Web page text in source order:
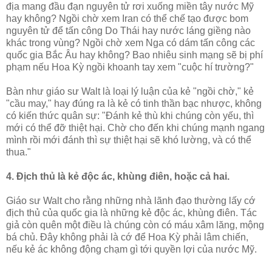
địa mang đầu đạn nguyên tử rơi xuống miền tây nước Mỹ
hay không? Ngồi chờ xem Iran có thể chế tạo được bom
nguyên tử để tấn công Do Thái hay nước láng giềng nào
khác trong vùng? Ngồi chờ xem Nga có dám tấn công các
quốc gia Bắc Âu hay không? Bao nhiêu sinh mạng sẽ bị phí
phạm nếu Hoa Kỳ ngồi khoanh tay xem "cuộc hí trường?"
Bàn như giáo sư Walt là loại lý luận của kẻ "ngồi chờ," kẻ
"cầu may," hay đúng ra là kẻ có tinh thần bạc nhược, không
có kiến thức quân sự: "Đánh kẻ thù khi chúng còn yếu, thì
mới có thể đỡ thiệt hại. Chờ cho đến khi chúng mạnh ngang
mình rồi mới đánh thì sự thiệt hại sẽ khó lường, và có thể
thua."
4. Địch thủ là kẻ độc ác, khùng điên, hoặc cả hai.
Giáo sư Walt cho rằng những nhà lãnh đạo thường lấy cớ
địch thủ của quốc gia là những kẻ độc ác, khùng điên. Tác
giả còn quên một điều là chúng còn có máu xâm lăng, mộng
bá chủ. Đây không phải là cớ để Hoa Kỳ phải lâm chiến,
nếu kẻ ác không động chạm gì tới quyền lợi của nước Mỹ.